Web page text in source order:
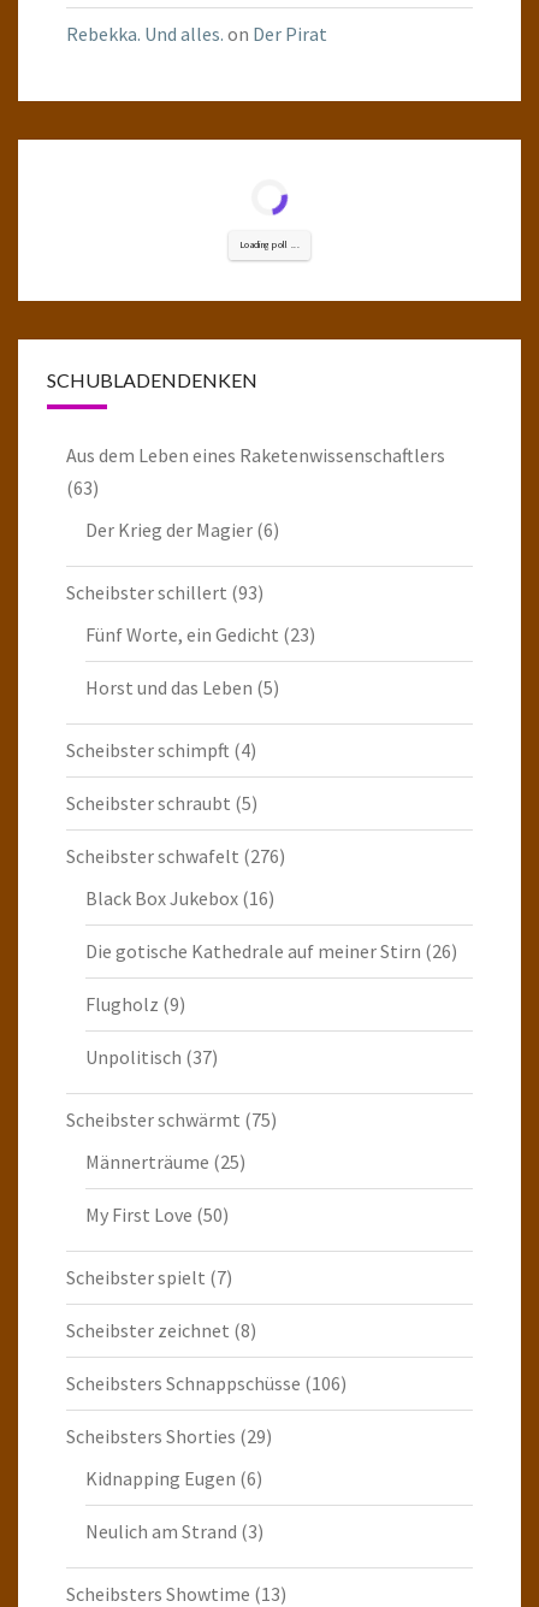
Rebekka. Und alles. on Der Pirat
Loading poll ...
SCHUBLADENDENKEN
Aus dem Leben eines Raketenwissenschaftlers
(63)
Der Krieg der Magier (6)
Scheibster schillert (93)
Fünf Worte, ein Gedicht (23)
Horst und das Leben (5)
Scheibster schimpft (4)
Scheibster schraubt (5)
Scheibster schwafelt (276)
Black Box Jukebox (16)
Die gotische Kathedrale auf meiner Stirn (26)
Flugholz (9)
Unpolitisch (37)
Scheibster schwärmt (75)
Männerträume (25)
My First Love (50)
Scheibster spielt (7)
Scheibster zeichnet (8)
Scheibsters Schnappschüsse (106)
Scheibsters Shorties (29)
Kidnapping Eugen (6)
Neulich am Strand (3)
Scheibsters Showtime (13)